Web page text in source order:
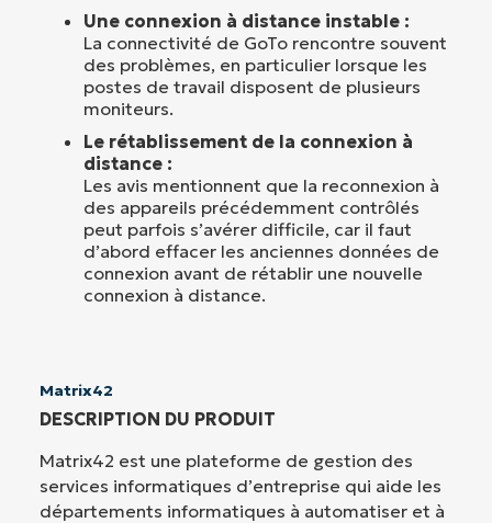
Une connexion à distance instable :
La connectivité de GoTo rencontre souvent
des problèmes, en particulier lorsque les
postes de travail disposent de plusieurs
moniteurs.
Le rétablissement de la connexion à
distance :
Les avis mentionnent que la reconnexion à
des appareils précédemment contrôlés
peut parfois s’avérer difficile, car il faut
d’abord effacer les anciennes données de
connexion avant de rétablir une nouvelle
connexion à distance.
Matrix42
DESCRIPTION DU PRODUIT
Matrix42 est une plateforme de gestion des
services informatiques d’entreprise qui aide les
départements informatiques à automatiser et à